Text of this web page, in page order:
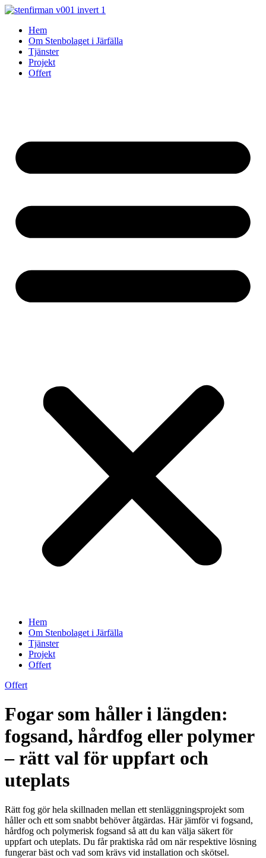
Skip
contentHem
Om Stenbolaget i Järfälla
Tjänster
Projekt
Offert
Hem
Om Stenbolaget i Järfälla
Tjänster
Projekt
Offert
Offert
Fogar som håller i längden:
fogsand, hårdfog eller polymer
– rätt val för uppfart och
uteplats
Rätt fog gör hela skillnaden mellan ett stenläggningsprojekt som
håller och ett som snabbt behöver åtgärdas. Här jämför vi fogsand,
hårdfog och polymerisk fogsand så att du kan välja säkert för
uppfart och uteplats. Du får praktiska råd om när respektive lösning
fungerar bäst och vad som krävs vid installation och skötsel.